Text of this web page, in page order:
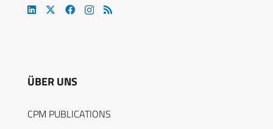
ÜBER UNS
CPM PUBLICATIONS